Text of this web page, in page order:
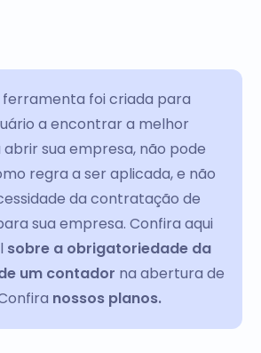
foi criada para
a encontrar a melhor
sua empresa, não pode
regra a ser aplicada, e não
da contratação de
sua empresa. Confira aqui
sobre a obrigatoriedade da
um contador na abertura de
nossos planos.